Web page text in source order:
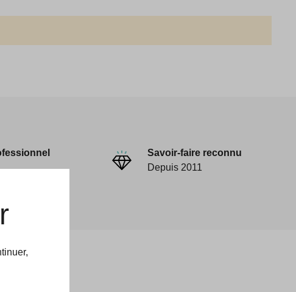
Savoir-faire reconnu
Depuis 2011